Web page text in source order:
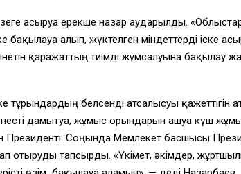
асыруға ерекше назар аударылды.
алып, жүктелген міндеттерді іске
қаражаттың тиімді жұмсалуына бақылау
белсенді атсалысуы қажеттігін
дамытуға, жұмыс орындарын ашуға күш
Соңында Мемлекет басшысы
отыруды тапсырды. «Үкімет, әкімдер,